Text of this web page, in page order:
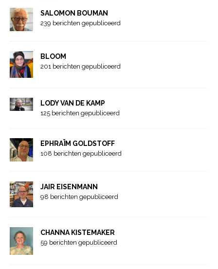
SALOMON BOUMAN
239 berichten gepubliceerd
BLOOM
201 berichten gepubliceerd
LODY VAN DE KAMP
125 berichten gepubliceerd
EPHRAÏM GOLDSTOFF
108 berichten gepubliceerd
JAIR EISENMANN
98 berichten gepubliceerd
CHANNA KISTEMAKER
59 berichten gepubliceerd